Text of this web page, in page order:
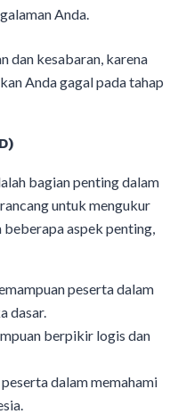
Anda.
dan kesabaran, karena
Anda gagal pada tahap
bagian penting dalam
untuk mengukur
aspek penting,
peserta dalam
dasar.
berpikir logis dan
dalam memahami